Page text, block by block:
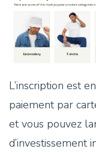
L’inscription est
paiement par
et vous pouvez
d’investissement